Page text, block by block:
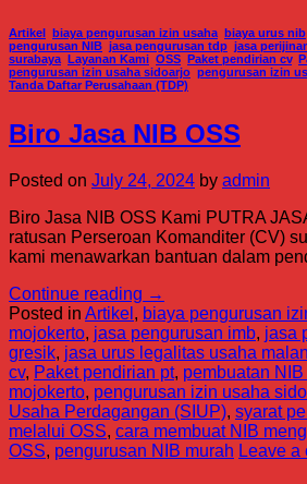
Artikel biaya pengurusan izin usaha, biaya urus nib
pengurusan NIB jasa pengurusan tdp jasa
surabaya, Layanan Kami OSS Paket pendirian cv,
pengurusan izin usaha sidoarjo pengurusan izin
Tanda Daftar Perusahaan (TDP)
Biro Jasa NIB OSS
Posted on July 24, 2024 by admin
Biro Jasa NIB OSS Kami PUTRA
ratusan Perseroan Komanditer (CV)
kami menawarkan bantuan dalam
Continue reading →
Posted in Artikel , biaya pengurusan
mojokerto, jasa pengurusan imb, jasa
gresik, jasa urus legalitas usaha
cv, Paket pendirian pt, pembuatan NIB
mojokerto, pengurusan izin usaha
Usaha Perdagangan (SIUP), syarat
melalui OSS, cara membuat NIB
OSS, pengurusan NIB murah Leave a